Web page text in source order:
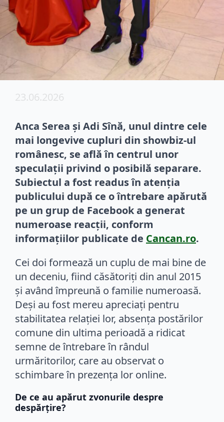
23.06.2026
Anca Serea și Adi Sînă, unul dintre cele
mai longevive cupluri din showbiz-ul
românesc, se află în centrul unor
speculații privind o posibilă separare.
Subiectul a fost readus în atenția
publicului după ce o întrebare apărută
pe un grup de Facebook a generat
numeroase reacții, conform
informațiilor publicate de Cancan.ro.
Cei doi formează un cuplu de mai bine de
un deceniu, fiind căsătoriți din anul 2015
și având împreună o familie numeroasă.
Deși au fost mereu apreciați pentru
stabilitatea relației lor, absența postărilor
comune din ultima perioadă a ridicat
semne de întrebare în rândul
urmăritorilor, care au observat o
schimbare în prezența lor online.
De ce au apărut zvonurile despre
despărțire?